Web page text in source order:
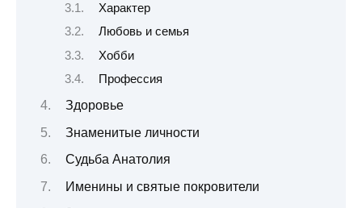
Характер
Любовь и семья
Хобби
Профессия
Здоровье
Знаменитые личности
Судьба Анатолия
Именины и святые покровители